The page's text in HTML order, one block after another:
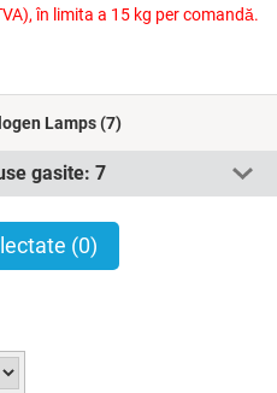
în limita a 15 kg per comandă.
Lamps(7)
gasite: 7
(0)